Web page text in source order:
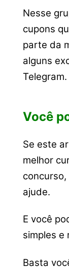
Nesse
cupons
parte da
alguns
Telegram.
Você
Se este
melhor
ajude.
E você
simples e
Basta